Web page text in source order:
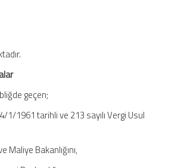
geçen;
1/1961 tarihli ve 213 sayılı Vergi Usul
Maliye Bakanlığını,